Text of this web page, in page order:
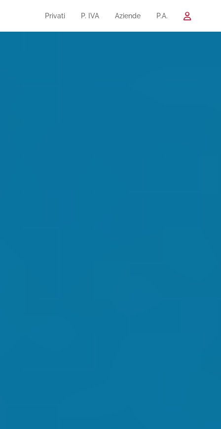
Privati P. IVA Aziende P.A.